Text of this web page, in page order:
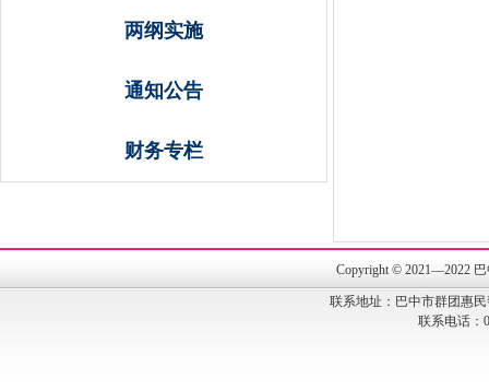
两纲实施
通知公告
财务专栏
Copyright © 2021—2022
联系地址：巴中市群团惠
联系电话：